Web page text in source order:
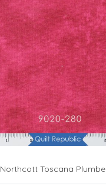
Northcott Toscana